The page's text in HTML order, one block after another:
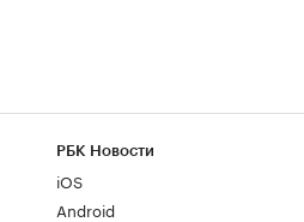
РБК Новости
iOS
Android